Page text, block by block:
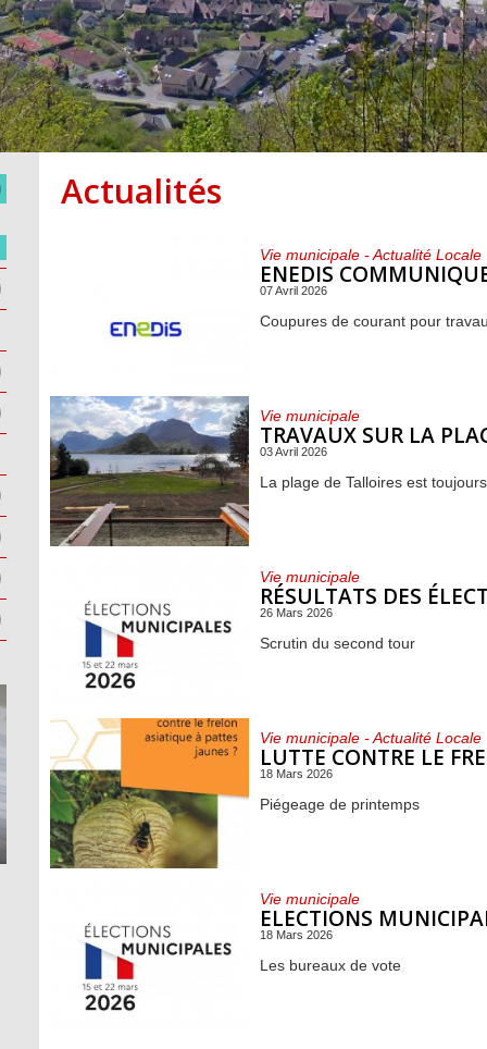
Centre de loisirs et
périscolaire
Mercredis
périscolaire
Vacances scolaires
Subventions
Actualités
Vie municipale - Actualité Locale
ENEDIS
07 Avril 2026
Coupures de courant pour
Vie municipale
TRAVAUX SUR LA
03 Avril 2026
La plage de Talloires est
Vie municipale
RÉSULTATS DES
26 Mars 2026
Scrutin du second tour
Vie municipale - Actualité Locale
LUTTE CONTRE LE
18 Mars 2026
Piégeage de printemps
Vie municipale
ELECTIONS
18 Mars 2026
Les bureaux de vote